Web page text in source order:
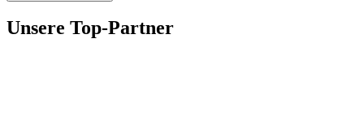
Unsere Top-Partner